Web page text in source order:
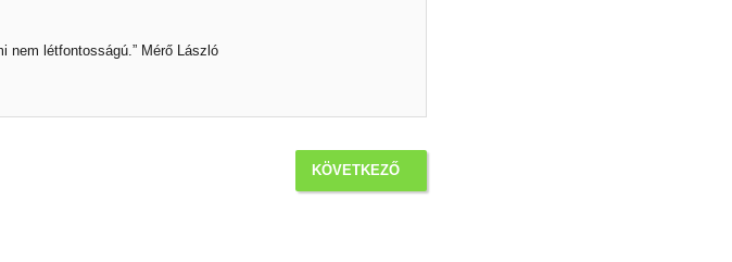
nem létfontosságú.” Mérő László
KÖVETKEZŐ